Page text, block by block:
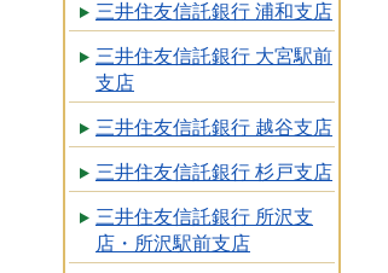
三井住友信託銀行 浦和支店
三井住友信託銀行 大宮駅前
支店
三井住友信託銀行 越谷支店
三井住友信託銀行 杉戸支店
三井住友信託銀行 所沢支
店・所沢駅前支店